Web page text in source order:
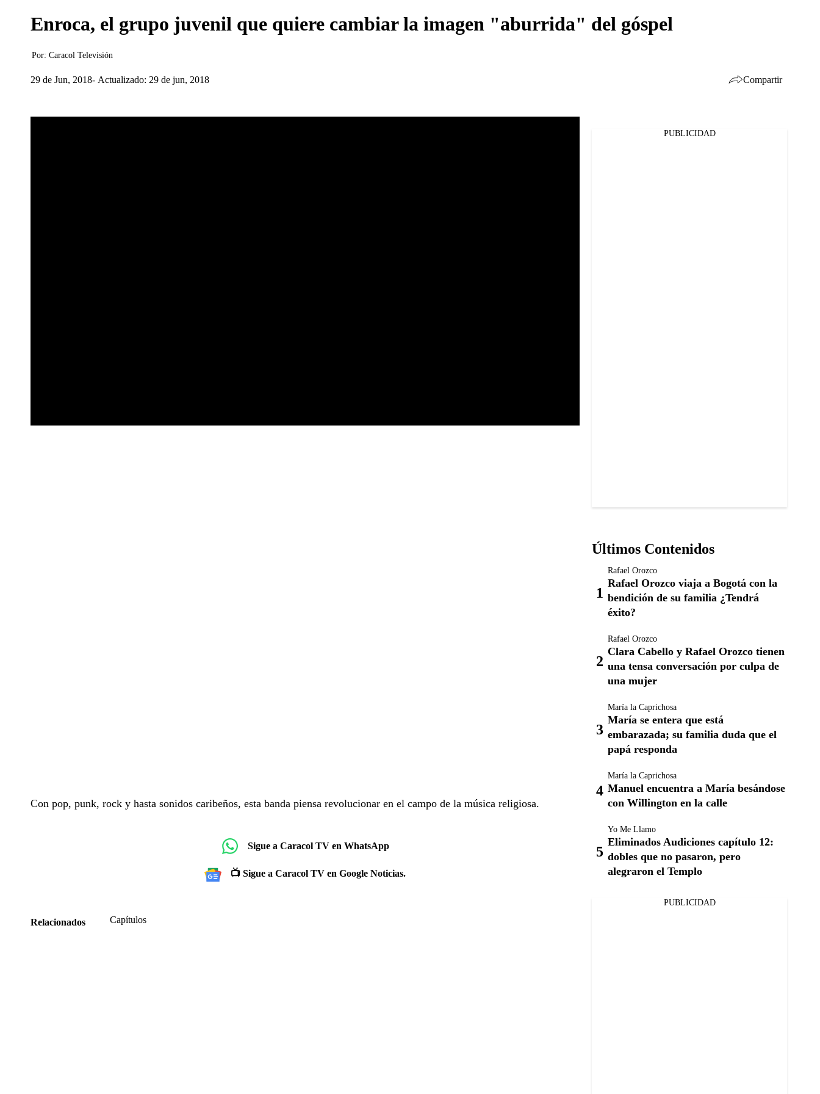
Enroca, el grupo juvenil que quiere cambiar la imagen "aburrida" del góspel
Por: Caracol Televisión
29 de Jun, 2018 Actualizado: 29 de jun, 2018 Compartir
Con pop, punk, rock y hasta sonidos caribeños, esta banda piensa revolucionar en el campo de la música religiosa.
Sigue a Caracol TV en WhatsApp
📺 Sigue a Caracol TV en Google Noticias.
Relacionados Capítulos
PUBLICIDAD
Últimos Contenidos
Rafael Orozco
Rafael Orozco viaja a Bogotá con la
bendición de su familia ¿Tendrá
éxito?
Rafael Orozco
Clara Cabello y Rafael Orozco tienen
una tensa conversación por culpa de
una mujer
María la Caprichosa
María se entera que está
embarazada; su familia duda que el
papá responda
María la Caprichosa
Manuel encuentra a María besándose
con Willington en la calle
Yo Me Llamo
Eliminados Audiciones capítulo 12:
dobles que no pasaron, pero
alegraron el Templo
PUBLICIDAD